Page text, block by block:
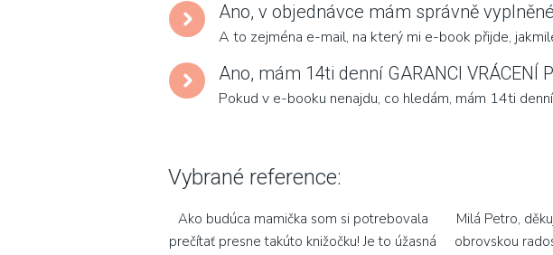
Ano, v objednávce mám správně
A to zejména e-mail, na který mi e-book přijde,
Ano, mám 14ti denní GARANCI VRÁCENÍ
Pokud v e-booku nenajdu, co hledám, mám 14ti
Vybrané reference:
Ako budúca mamička som si potrebovala
prečítať presne takúto knižočku! Je to úžasná
Milá Petro,
obrovskou